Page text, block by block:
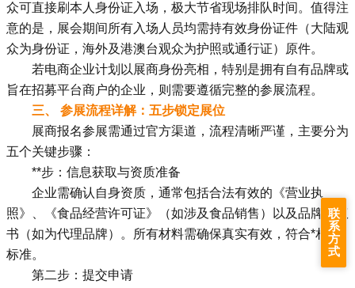
众可直接刷本人身份证入场，极大节省现场排队时间。值得注
意的是，展会期间所有入场人员均需持有效身份证件（大陆观
众为身份证，海外及港澳台观众为护照或通行证）原件。
若电商企业计划以展商身份亮相，特别是拥有自有品牌或
旨在招募平台商户的企业，则需要遵循完整的参展流程。
三、 参展流程详解：五步锁定展位
展商报名参展需通过官方渠道，流程清晰严谨，主要分为
五个关键步骤：
**步：信息获取与资质准备
企业需确认自身资质，通常包括合法有效的《营业执
照》、《食品经营许可证》（如涉及食品销售）以及品牌授权
书（如为代理品牌）。所有材料需确保真实有效，符合*相关
标准。
第二步：提交申请
联
系
方
式